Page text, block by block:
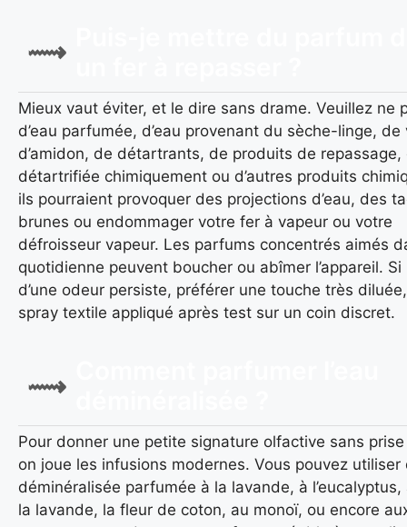
Mieux vaut éviter, et le dire sans drame. Veuillez ne
d’eau parfumée, d’eau provenant du sèche-linge, de
d’amidon, de détartrants, de produits de repassage,
détartrifiée chimiquement ou d’autres produits
ils pourraient provoquer des projections d’eau, des
brunes ou endommager votre fer à vapeur ou votre
défroisseur vapeur. Les parfums concentrés aimés
quotidienne peuvent boucher ou abîmer l’appareil. Si
d’une odeur persiste, préférer une touche très
spray textile appliqué après test sur un coin discret.
Pour donner une petite signature olfactive sans
on joue les infusions modernes. Vous pouvez utiliser
déminéralisée parfumée à la lavande, à l’eucalyptus,
la lavande, la fleur de coton, au monoï, ou encore